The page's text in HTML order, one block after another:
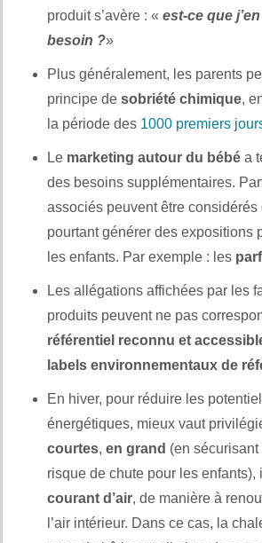
produit s’avère : « est-ce que
besoin ?»
Plus généralement, les parents
principe de sobriété chimique,
la période des 1000 premiers
Le marketing autour du bébé a
des besoins supplémentaires.
associés peuvent être
pourtant générer des expositions
les enfants. Par exemple : les
Les allégations affichées par les
produits peuvent ne pas
référentiel reconnu et
labels environnementaux de
En hiver, pour réduire les
énergétiques, mieux vaut
courtes, en grand (en
risque de chute pour les enfants),
courant d’air, de manière à
l’air intérieur. Dans ce cas, la